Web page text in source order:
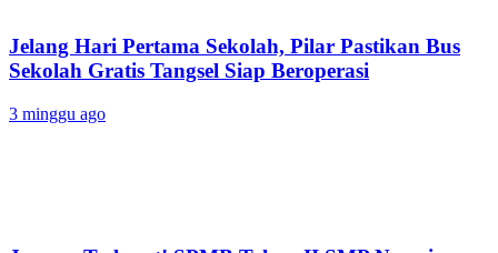
Jelang Hari Pertama Sekolah, Pilar Pastikan Bus
Sekolah Gratis Tangsel Siap Beroperasi
3 minggu ago